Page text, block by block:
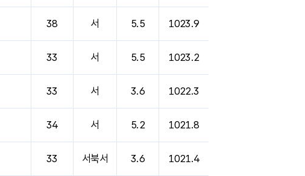
38 서 5.5 1023.9
33 서 5.5 1023.2
33 서 3.6 1022.3
34 서 5.2 1021.8
33 서북서 3.6 1021.4